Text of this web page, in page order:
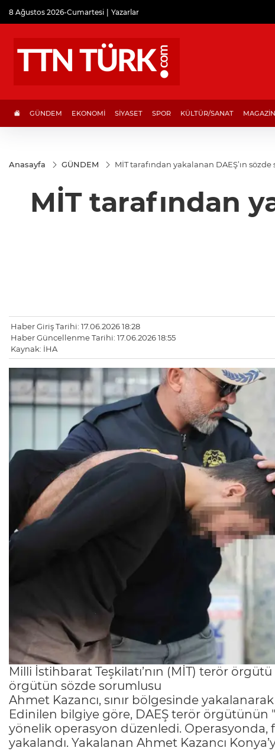
8 Ağustos 2026-Cumartesi Yazarlar
GÜNDEM EKONOMİ SİYASET SPOR KÜLTÜR/SANAT MAGAZİN
Anasayfa GÜNDEM MİT tarafından yakalanan DAEŞ’ın
MİT tarafından
Haber Giriş Tarihi: 17.06.2026 18:28
Haber Güncellenme Tarihi: 17.06.2026 18:55
Kaynak: İHA
Milli İstihbarat Teşkilatı’nın (MİT) terör
örgütün sözde sorumlusu
Ahmet Kazancı, sınır bölgesinde
Edinilen bilgiye göre, DAEŞ terör örgütünün
yönelik operasyon düzenledi. Operasyonda,
yakalandı. Yakalanan Ahmet Kazancı